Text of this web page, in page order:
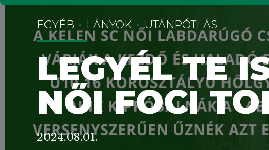
EGYÉB LÁNYOK UTÁNPÓTLÁS
LEGYÉL TE
NŐI FOCI
2024.08.01.